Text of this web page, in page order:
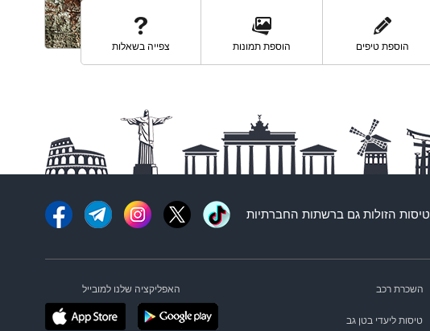
הוספת טיפים הוספת תמונות צפייה בשאלות
טיסות הזולות גם ברשתות החברתיות
השכרת רכב
טיסות ליעדי בטן גב
האפליקציה שלנו למובייל